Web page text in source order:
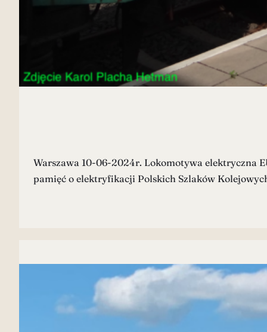
Warszawa 10-06-2024r. Lokomotywa elektryczna
pamięć o elektryfikacji Polskich Szlaków